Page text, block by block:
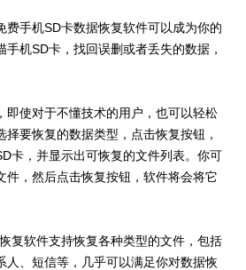
费手机SD卡数据恢复软件可以成为你的
机SD卡，找回误删或者丢失的数据，
即使对于不懂技术的用户，也可以轻松
要恢复的数据类型，点击恢复按钮，
卡，并显示出可恢复的文件列表。你可
件，然后点击恢复按钮，软件将会将它
复软件支持恢复各种类型的文件，包括
人、短信等，几乎可以满足你对数据恢